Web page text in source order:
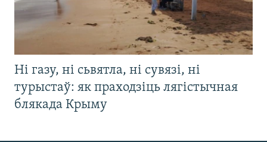
Ні газу, ні сьвятла, ні сувязі, ні
турыстаў: як праходзіць лягістычная
блякада Крыму